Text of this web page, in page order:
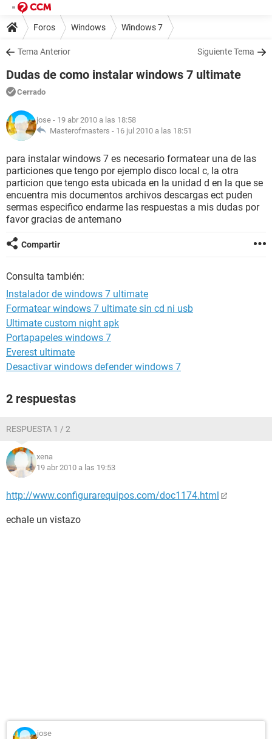
Foros Windows Windows 7
Tema Anterior Siguiente Tema
Dudas de como instalar windows 7 ultimate
Cerrado
jose - 19 abr 2010 a las 18:58
Masterofmasters - 16 jul 2010 a las 18:51
para instalar windows 7 es necesario formatear una de las
particiones que tengo por ejemplo disco local c, la otra
particion que tengo esta ubicada en la unidad d en la que se
encuentra mis documentos archivos descargas ect puden
sermas especifico endarme las respuestas a mis dudas por
favor gracias de antemano
Compartir
Consulta también:
Instalador de windows 7 ultimate
Formatear windows 7 ultimate sin cd ni usb
Ultimate custom night apk
Portapapeles windows 7
Everest ultimate
Desactivar windows defender windows 7
2 respuestas
RESPUESTA 1 / 2
xena
19 abr 2010 a las 19:53
http://www.configurarequipos.com/doc1174.html
echale un vistazo
jose